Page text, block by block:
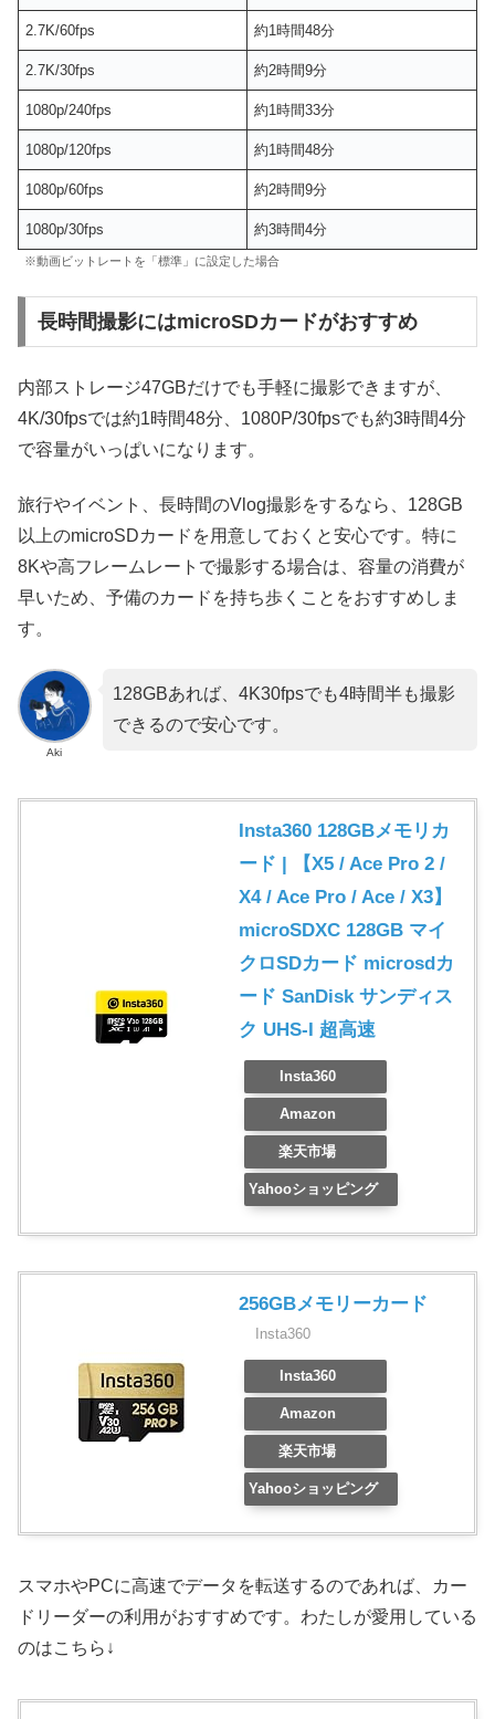
2.7K/60fps 約1時間48分
2.7K/30fps 約2時間9分
1080p/240fps 約1時間33分
1080p/120fps 約1時間48分
1080p/60fps 約2時間9分
1080p/30fps 約3時間4分
※動画ビットレートを「標準」に設定した場合
長時間撮影にはmicroSDカードがおすすめ
内部ストレージ47GBだけでも手軽に撮影できますが、
4K/30fpsでは約1時間48分、1080P/30fpsでも約3時間4分
で容量がいっぱいになります。
旅行やイベント、長時間のVlog撮影をするなら、128GB
以上のmicroSDカードを用意しておくと安心です。特に
8Kや高フレームレートで撮影する場合は、容量の消費が
早いため、予備のカードを持ち歩くことをおすすめしま
す。
Aki
128GBあれば、4K30fpsでも4時間半も撮影
できるので安心です。
Insta360 128GBメモリカ
ード | 【X5 / Ace Pro 2 /
X4 / Ace Pro / Ace / X3】
microSDXC 128GB マイ
クロSDカード microsdカ
ード SanDisk サンディス
ク UHS-I 超高速
Insta360
Amazon
楽天市場
Yahooショッピング
256GBメモリーカード
Insta360
Insta360
Amazon
楽天市場
Yahooショッピング
スマホやPCに高速でデータを転送するのであれば、カー
ドリーダーの利用がおすすめです。わたしが愛用している
のはこちら↓